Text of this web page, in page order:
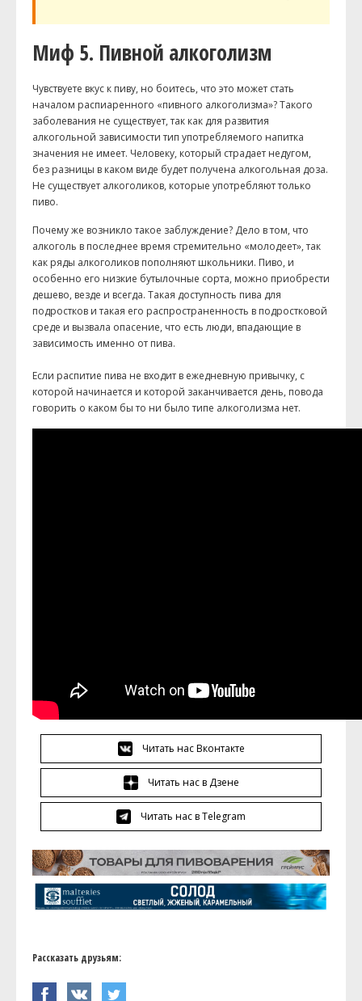
Миф 5. Пивной алкоголизм
Чувствуете вкус к пиву, но боитесь, что это может стать
началом распиаренного «пивного алкоголизма»? Такого
заболевания не существует, так как для развития
алкогольной зависимости тип употребляемого напитка
значения не имеет. Человеку, который страдает недугом,
без разницы в каком виде будет получена алкогольная доза.
Не существует алкоголиков, которые употребляют только
пиво.
Почему же возникло такое заблуждение? Дело в том, что
алкоголь в последнее время стремительно «молодеет», так
как ряды алкоголиков пополняют школьники. Пиво, и
особенно его низкие бутылочные сорта, можно приобрести
дешево, везде и всегда. Такая доступность пива для
подростков и такая его распространенность в подростковой
среде и вызвала опасение, что есть люди, впадающие в
зависимость именно от пива.
Если распитие пива не входит в ежедневную привычку, с
которой начинается и которой заканчивается день, повода
говорить о каком бы то ни было типе алкоголизма нет.
Читать нас Вконтакте
Читать нас в Дзене
Читать нас в Telegram
Рассказать друзьям: